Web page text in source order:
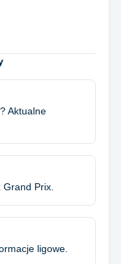
Aktualne
Prix.
ligowe.